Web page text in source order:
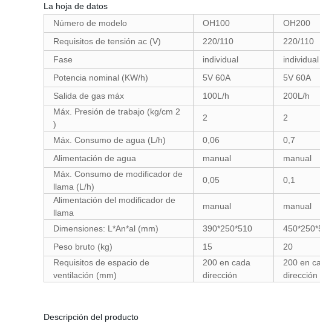
La hoja de datos
Número de modelo
OH100 OH200
Requisitos de tensión ac (V)
220/110 220/110
Fase
individual individual
Potencia nominal (KW/h)
5V 60A 5V 60A
Salida de gas máx
100L/h 200L/h
Máx. Presión de trabajo (kg/cm 2
)
2 2
Máx. Consumo de agua (L/h) 0,06 0,7
Alimentación de agua
manual manual
Máx. Consumo de modificador de
llama (L/h)
0,05 0,1
Alimentación del modificador de
llama
manual manual
Dimensiones: L*An*al (mm) 390*250*510
Peso bruto (kg)
15 20
Requisitos de espacio de
ventilación (mm)
200 en cada
dirección
200 en
dirección
Descripción del producto